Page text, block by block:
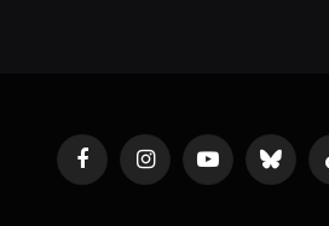
FacebookInstagramYouTubeBluesky